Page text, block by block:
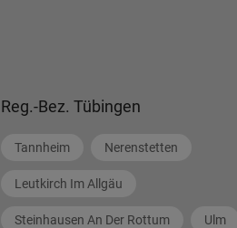
Reg.-Bez. Tübingen
Tannheim Nerenstetten
Leutkirch Im Allgäu
Steinhausen An Der Rottum Ulm